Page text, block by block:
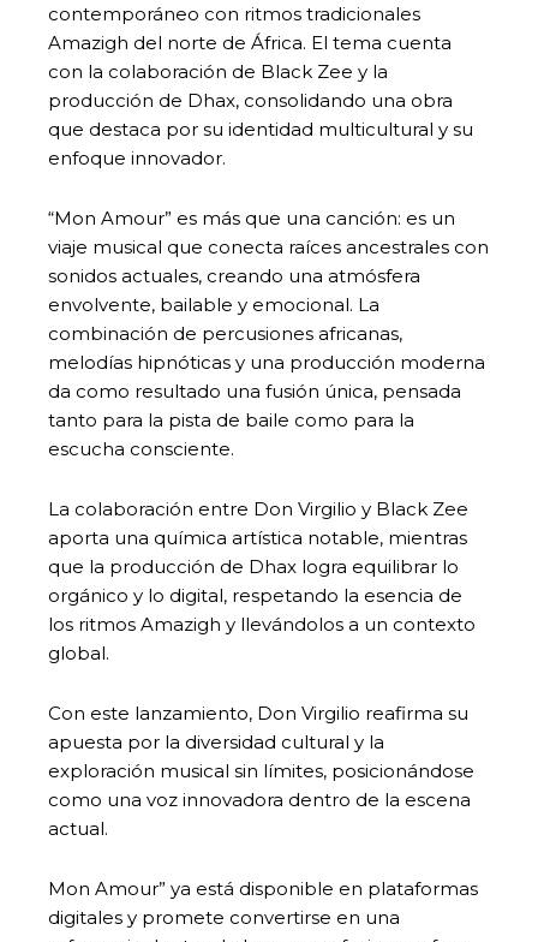
contemporáneo con ritmos tradicionales
Amazigh del norte de África. El tema cuenta
con la colaboración de Black Zee y la
producción de Dhax, consolidando una obra
que destaca por su identidad multicultural y su
enfoque innovador.
“Mon Amour” es más que una canción: es un
viaje musical que conecta raíces ancestrales con
sonidos actuales, creando una atmósfera
envolvente, bailable y emocional. La
combinación de percusiones africanas,
melodías hipnóticas y una producción moderna
da como resultado una fusión única, pensada
tanto para la pista de baile como para la
escucha consciente.
La colaboración entre Don Virgilio y Black Zee
aporta una química artística notable, mientras
que la producción de Dhax logra equilibrar lo
orgánico y lo digital, respetando la esencia de
los ritmos Amazigh y llevándolos a un contexto
global.
Con este lanzamiento, Don Virgilio reafirma su
apuesta por la diversidad cultural y la
exploración musical sin límites, posicionándose
como una voz innovadora dentro de la escena
actual.
Mon Amour” ya está disponible en plataformas
digitales y promete convertirse en una